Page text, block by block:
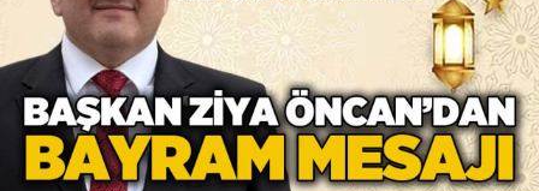
BİLİM VE TEKNOLOJİ
DUNYA
Düzce